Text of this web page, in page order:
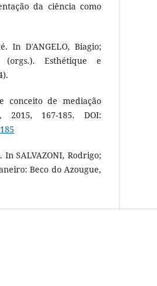
da ciência como
In D'ANGELO, Biagio;
(orgs.). Esthétique e
conceito de mediação
167-185. DOI:
SALVAZONI, Rodrigo;
Beco do Azougue,